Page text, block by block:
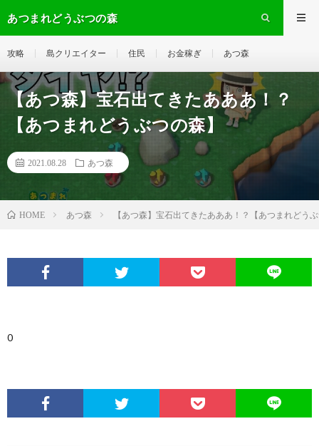
あつまれどうぶつの森
攻略 島クリエイター 住民 お金稼ぎ あつ森
【あつ森】宝石出てきたあああ！？
【あつまれどうぶつの森】
2021.08.28 あつ森
HOME あつ森 【あつ森】宝石出てきたあああ！？【あつまれどう
0